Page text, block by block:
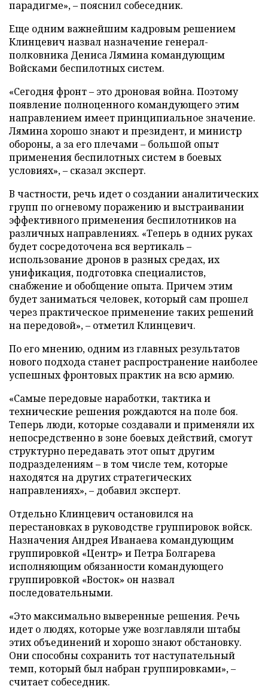
парадигме», – пояснил собеседник.
Еще одним важнейшим кадровым решением
Клинцевич назвал назначение генерал-
полковника Дениса Лямина командующим
Войсками беспилотных систем.
«Сегодня фронт – это дроновая война. Поэтому
появление полноценного командующего этим
направлением имеет принципиальное значение.
Лямина хорошо знают и президент, и министр
обороны, а за его плечами – большой опыт
применения беспилотных систем в боевых
условиях», – сказал эксперт.
В частности, речь идет о создании аналитических
групп по огневому поражению и выстраивании
эффективного применения беспилотников на
различных направлениях. «Теперь в одних руках
будет сосредоточена вся вертикаль –
использование дронов в разных средах, их
унификация, подготовка специалистов,
снабжение и обобщение опыта. Причем этим
будет заниматься человек, который сам прошел
через практическое применение таких решений
на передовой», – отметил Клинцевич.
По его мнению, одним из главных результатов
нового подхода станет распространение наиболее
успешных фронтовых практик на всю армию.
«Самые передовые наработки, тактика и
технические решения рождаются на поле боя.
Теперь люди, которые создавали и применяли их
непосредственно в зоне боевых действий, смогут
структурно передавать этот опыт другим
подразделениям – в том числе тем, которые
находятся на других стратегических
направлениях», – добавил эксперт.
Отдельно Клинцевич остановился на
перестановках в руководстве группировок войск.
Назначения Андрея Иванаева командующим
группировкой «Центр» и Петра Болгарева
исполняющим обязанности командующего
группировкой «Восток» он назвал
последовательными.
«Это максимально выверенные решения. Речь
идет о людях, которые уже возглавляли штабы
этих объединений и хорошо знают обстановку.
Они способны сохранить тот наступательный
темп, который был набран группировками», –
считает собеседник.